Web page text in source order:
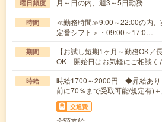
曜日頻度 月～日の内、週3～5日勤務
時間
≪勤務時間≫9:00～22:00の内、
定番シフト＞・09:00～17:0…
期間
【お試し短期1ヶ月～勤務OK／
OK 開始日はお気軽にご相談く
時給
時給1700～2000円 ◆昇給あ
前に70％まで受取可能/規定有)
交通費